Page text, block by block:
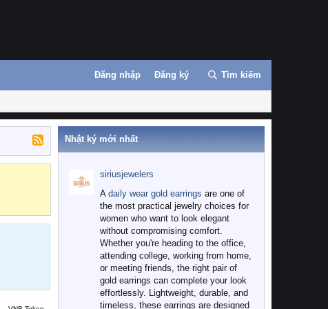
Đăng nhập Đăng ký Tìm kiếm
Nhật ký mới nhất
siriusjewelers
A daily wear gold earrings are one of
the most practical jewelry choices for
women who want to look elegant
without compromising comfort.
Whether you're heading to the office,
attending college, working from home,
or meeting friends, the right pair of
gold earrings can complete your look
effortlessly. Lightweight, durable, and
timeless, these earrings are designed